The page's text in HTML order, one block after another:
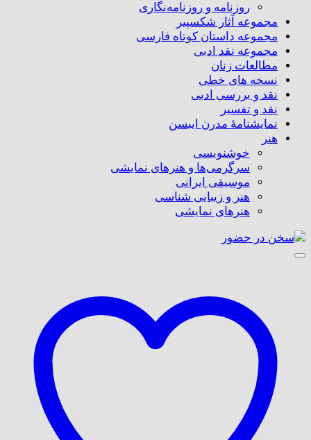
روزنامه و روزنامه‌نگاری
مجموعه آثار شکسپیر
مجموعه داستان کوتاه فارسی
مجموعه نقد ادبی
مطالعات زنان
نسخه های خطی
نقد و بررسی ادبی
نقد و تفسیر
نمایشنامۀ مدرن ایبسن
هنر
خوشنویسی
سرگرمی‌ها و هنرهای نمایشی
موسیقی ایرانی
هنر و زیبایی شناسی
هنر‌های نمایشی